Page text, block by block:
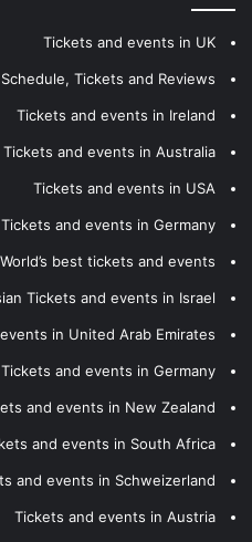
Tickets and events in UK
Tickets and Reviews
Tickets and events in Ireland
Tickets and events in Australia
Tickets and events in USA
Tickets and events in Germany
World’s best tickets and events
Tickets and events in Israel
in United Arab Emirates
Tickets and events in Germany
and events in New Zealand
and events in South Africa
and events in Schweizerland
Tickets and events in Austria